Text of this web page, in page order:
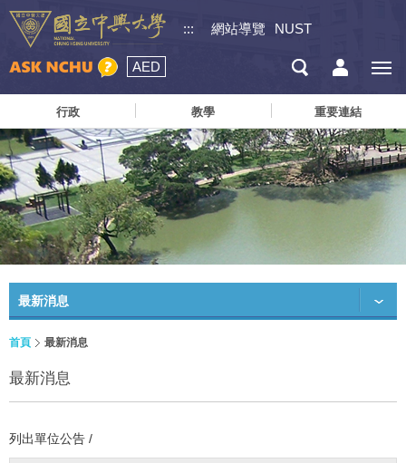
::: 網站導覽 NUST
AED
行政 教學 重要連結
最新消息
首頁 最新消息
最新消息
列出單位公告 /